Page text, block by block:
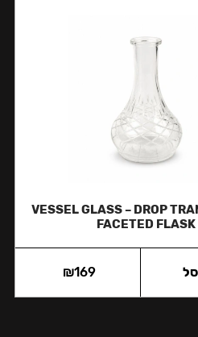
VESSEL GLASS – DROP
FACETED FLASK
₪169